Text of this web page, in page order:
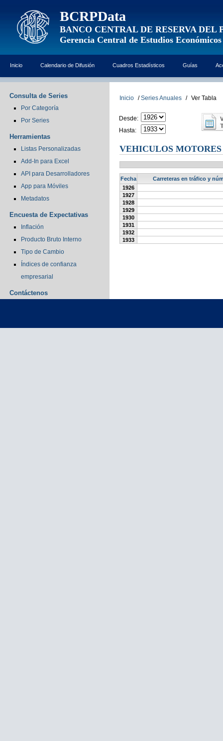
BCRPData
BANCO CENTRAL DE RESERVA DEL
Gerencia Central de Estudios Económicos
Inicio Calendario de Difusión Cuadros Estadísticos Guías
Consulta de Series
Por Categoría
Por Series
Herramientas
Listas Personalizadas
Add-In para Excel
API para Desarrolladores
App para Móviles
Metadatos
Encuesta de Expectativas
Inflación
Producto Bruto Interno
Tipo de Cambio
Índices de confianza
empresarial
Contáctenos
Inicio / Series Anuales / Ver Tabla
Desde:
Hasta:
VEHICULOS
Fecha
Carreteras en tráfico y
1926
1927
1928
1929
1930
1931
1932
1933